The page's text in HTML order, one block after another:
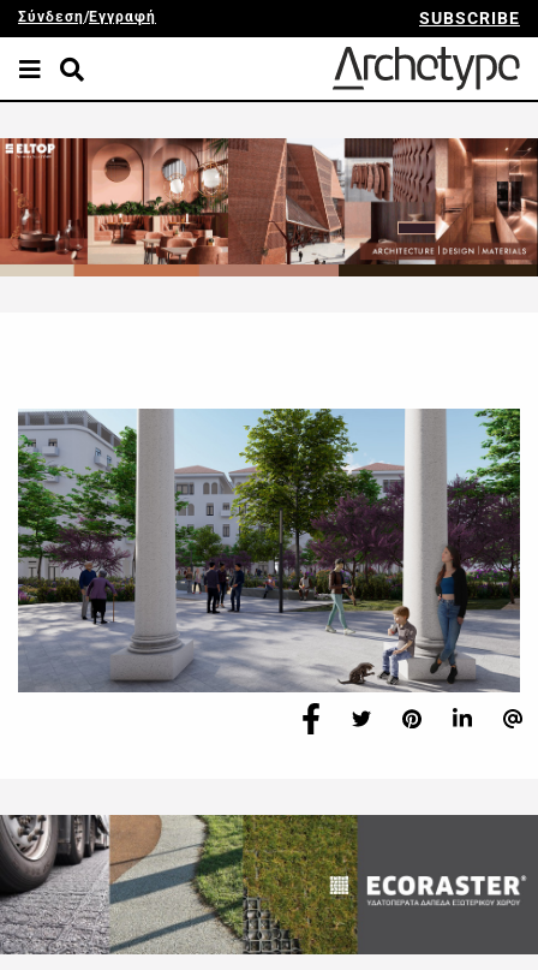
Σύνδεση/Εγγραφή SUBSCRIBE